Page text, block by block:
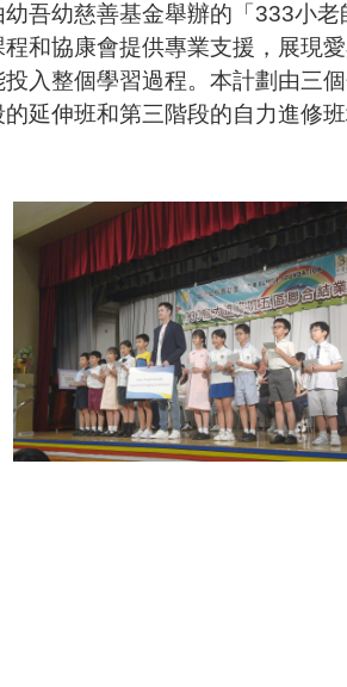
吾幼慈善基金舉辦的「333小
和協康會提供專業支援，展現
入整個學習過程。本計劃由三
延伸班和第三階段的自力進修